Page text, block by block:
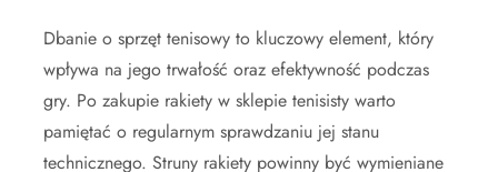
Dbanie o sprzęt tenisowy to kluczowy element, który
wpływa na jego trwałość oraz efektywność podczas
gry. Po zakupie rakiety w sklepie tenisisty warto
pamiętać o regularnym sprawdzaniu jej stanu
technicznego. Struny rakiety powinny być wymieniane